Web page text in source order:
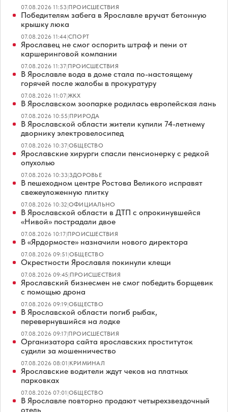
07.08.2026 11:53|ПРОИСШЕСТВИЯ
Победителям забега в Ярославле вручат бетонную
крышку люка
07.08.2026 11:44|СПОРТ
Ярославец не смог оспорить штраф и пени от
каршеринговой компании
07.08.2026 11:37|ПРОИСШЕСТВИЯ
В Ярославле вода в доме стала по-настоящему
горячей после жалобы в прокуратуру
07.08.2026 11:07|ЖКХ
В Ярославском зоопарке родилась европейская лань
07.08.2026 10:55|ПРИРОДА
В Ярославской области жители купили 74-летнему
дворнику электровелосипед
07.08.2026 10:37|ОБЩЕСТВО
Ярославские хирурги спасли пенсионерку с редкой
опухолью
07.08.2026 10:33|ЗДОРОВЬЕ
В пешеходном центре Ростова Великого исправят
свежеуложенную плитку
07.08.2026 10:32|ОФИЦИАЛЬНО
В Ярославской области в ДТП с опрокинувшейся
«Нивой» пострадали двое
07.08.2026 10:17|ПРОИСШЕСТВИЯ
В «Ярдормосте» назначили нового директора
07.08.2026 09:51|ОБЩЕСТВО
Окрестности Ярославля покинули клещи
07.08.2026 09:45|ПРОИСШЕСТВИЯ
Ярославский бизнесмен не смог победить борщевик
с помощью дрона
07.08.2026 09:19|ОБЩЕСТВО
В Ярославской области погиб рыбак,
перевернувшийся на лодке
07.08.2026 09:17|ПРОИСШЕСТВИЯ
Организатора сайта ярославских проституток
судили за мошенничество
07.08.2026 08:01|КРИМИНАЛ
Ярославские водители ждут чеков на платных
парковках
07.08.2026 07:01|ОБЩЕСТВО
В Ярославле повторно продают четырехзвездочный
отель